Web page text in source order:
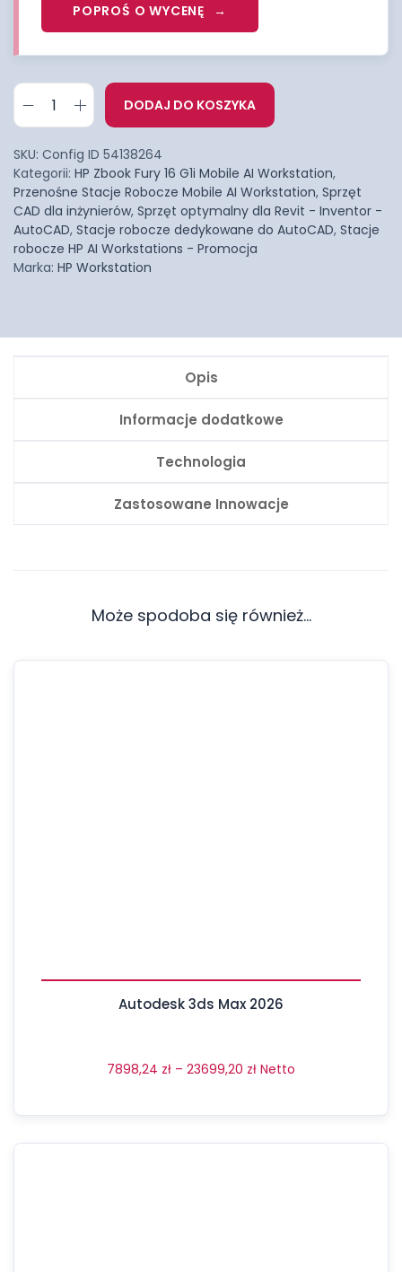
POPROŚ O WYCENĘ
DODAJ DO KOSZYKA
SKU: Config ID 54138264
Kategorii: HP Zbook Fury 16 G1i Mobile AI Workstation,
Przenośne Stacje Robocze Mobile AI Workstation, Sprzęt
CAD dla inżynierów, Sprzęt optymalny dla Revit - Inventor -
AutoCAD, Stacje robocze dedykowane do AutoCAD, Stacje
robocze HP AI Workstations - Promocja
Marka: HP Workstation
Opis
Informacje dodatkowe
Technologia
Zastosowane Innowacje
Może spodoba się również…
Autodesk 3ds Max 2026
7898,24 zł – 23699,20 zł Netto